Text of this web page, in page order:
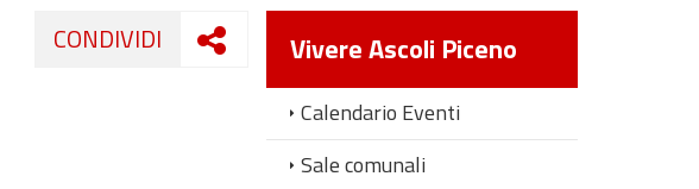
CONDIVIDI Vivere Ascoli Piceno
Calendario Eventi
Sale comunali